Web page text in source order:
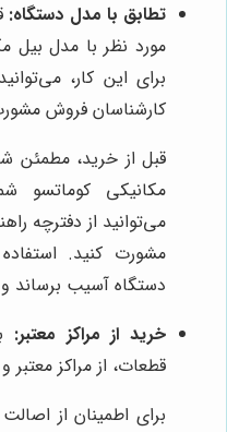
تطابق با مدل دستگاه:
مورد نظر با مدل بیل
برای این کار،
کارشناسان فروش
قبل از خرید، مطمئن
مکانیکی کوماتسو
می‌توانید از دفترچه
مشورت کنید.
دستگاه آسیب برساند
خرید از مراکز معتبر:
قطعات، از مراکز
برای اطمینان از